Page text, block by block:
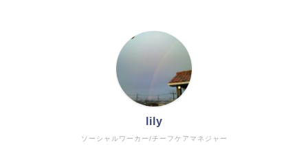
ソーシャルワーカー/チーフケアマネジャー
lily